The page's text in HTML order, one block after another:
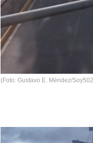
(Foto: Gustavo E. Méndez/